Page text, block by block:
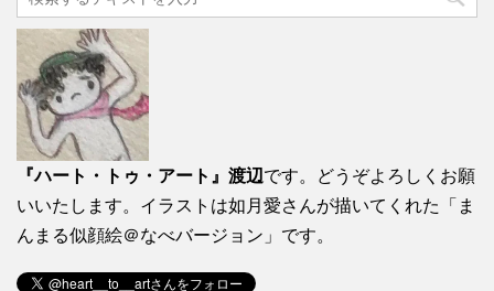
『ハート・トゥ・アート』渡辺です。どうぞよろしくお願
いいたします。イラストは如月愛さんが描いてくれた「ま
んまる似顔絵＠なべバージョン」です。